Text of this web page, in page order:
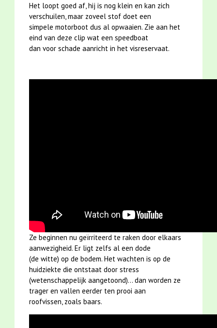
Het loopt goed af, hij is nog klein en kan zich
verschuilen, maar zoveel stof doet een
simpele motorboot dus al opwaaien. Zie aan het
eind van deze clip wat een speedboat
dan voor schade aanricht in het visreservaat.
Ze beginnen nu geïrriteerd te raken door elkaars
aanwezigheid. Er ligt zelfs al een dode
(de witte) op de bodem. Het wachten is op de
huidziekte die ontstaat door stress
(wetenschappelijk aangetoond)... dan worden ze
trager en vallen eerder ten prooi aan
roofvissen, zoals baars.